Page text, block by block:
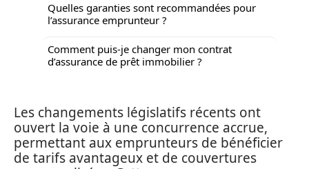
Quelles garanties sont recommandées pour
l’assurance emprunteur ?
Comment puis-je changer mon contrat
d’assurance de prêt immobilier ?
Les changements législatifs récents ont
ouvert la voie à une concurrence accrue,
permettant aux emprunteurs de bénéficier
de tarifs avantageux et de couvertures